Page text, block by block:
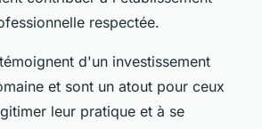
respectée.
d'un investissement
et sont un atout pour ceux
leur pratique et à se